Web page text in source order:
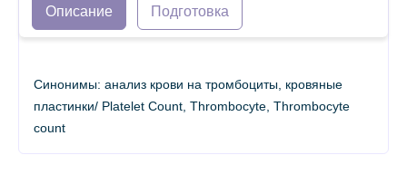
Описание Подготовка
Синонимы: анализ крови на тромбоциты, кровяные
пластинки/ Platelet Count, Thrombocyte, Thrombocyte
count